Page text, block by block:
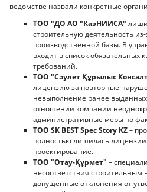
ведомстве назвали конкретные
ТОО "ДО АО "КазНИИСА"
строительную деятельность из-
производственной базы. В
входит в список обязательных
требований.
ТОО "Сәулет Құрылыс
лицензию за повторные
невыполнение ранее
отношении компании
административные меры по
ТОО SK BEST Spec Story KZ–
полностью лишилась лицензии
проектирование.
ТОО "Отау-Құрмет" –
несоответствия строительным
допущенные отклонения от